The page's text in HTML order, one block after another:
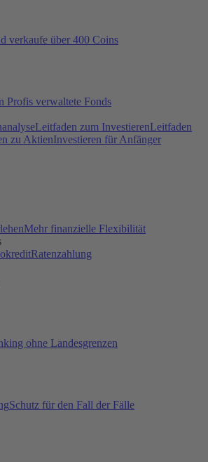
verkaufe über 400 Coins
Profis verwaltete Fonds
Leitfaden zum InvestierenLeitfaden
zu AktienInvestieren für Anfänger
Mehr finanzielle Flexibilität
Ratenzahlung
ohne Landesgrenzen
Schutz für den Fall der Fälle